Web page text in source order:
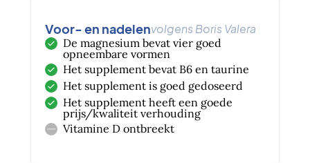
Voor- en nadelenvolgens Boris Valera
De magnesium bevat vier goed
opneembare vormen
Het supplement bevat B6 en taurine
Het supplement is goed gedoseerd
Het supplement heeft een goede
prijs/kwaliteit verhouding
Vitamine D ontbreekt